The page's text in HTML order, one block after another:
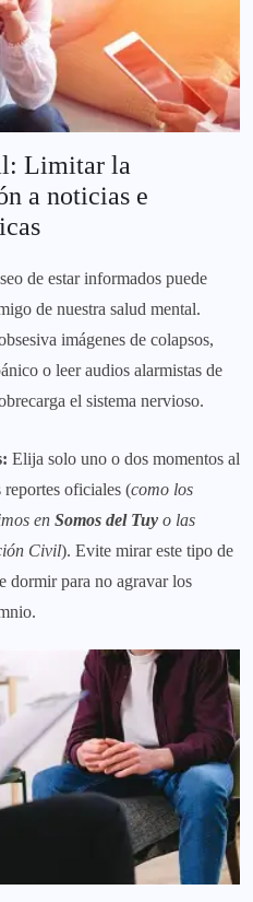
Limitar la
a noticias e
de estar informados puede
de nuestra salud mental.
imágenes de colapsos,
o leer audios alarmistas de
el sistema nervioso.
Elija solo uno o dos momentos al
reportes oficiales (como los
en Somos del Tuy o las
Civil). Evite mirar este tipo de
dormir para no agravar los